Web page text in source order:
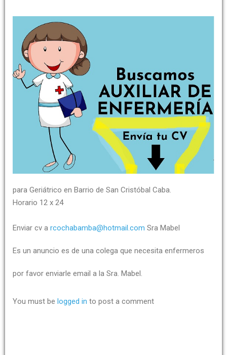
para Geriátrico en Barrio de San Cristóbal Caba.
Horario 12 x 24
Enviar cv a rcochabamba@hotmail.com Sra Mabel
Es un anuncio es de una colega que necesita enfermeros
por favor enviarle email a la Sra. Mabel.
You must be logged in to post a comment